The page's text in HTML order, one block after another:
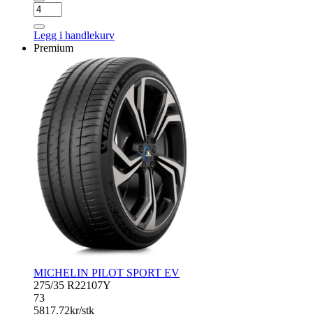
MICHELIN
PILOT
SPORT
4
Legg i handlekurv
Premium
MICHELIN PILOT SPORT EV
275/35 R22107Y
73
5817.72kr/stk